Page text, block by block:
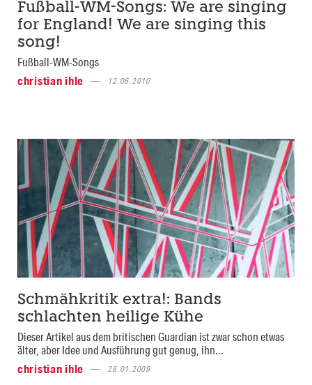
Fußball-WM-Songs: We are singing
for England! We are singing this
song!
Fußball-WM-Songs
christian ihle
12.06.2010
Schmähkritik extra!: Bands
schlachten heilige Kühe
Dieser Artikel aus dem britischen Guardian ist zwar schon etwas
älter, aber Idee und Ausführung gut genug, ihn...
christian ihle
28.01.2009